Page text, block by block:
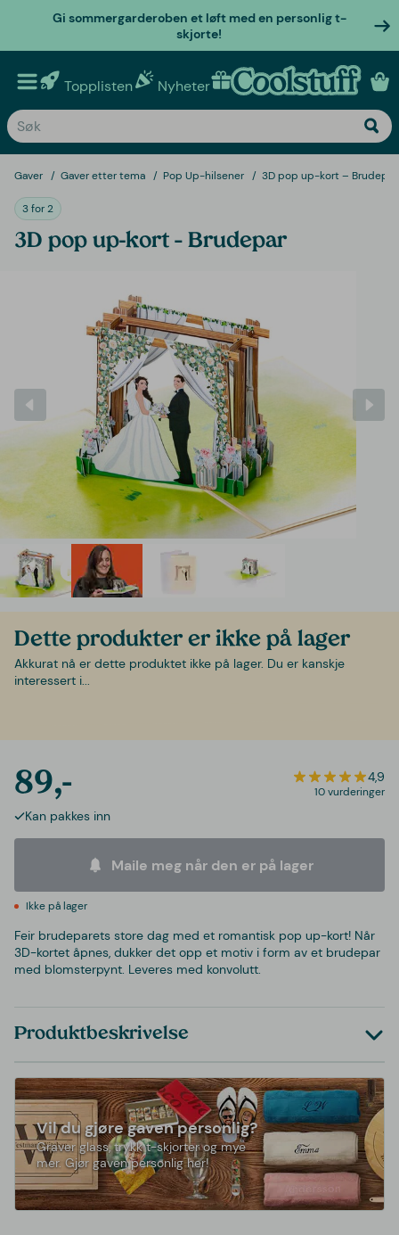
Gi sommergarderoben et løft med en personlig t-
skjorte!
Topplisten Nyheter Personlige gaver
Gaver Gaver etter tema Pop Up-hilsener 3D pop up-kort – Brudepar
3 for 2
3D pop up-kort – Brudepar
Dette produkter er ikke på lager
Akkurat nå er dette produktet ikke på lager. Du er kanskje
interessert i...
89,- 4,9
10 vurderinger
Kan pakkes inn
Maile meg når den er på lager
Ikke på lager
Feir brudeparets store dag med et romantisk pop up-kort! Når
3D-kortet åpnes, dukker det opp et motiv i form av et brudepar
med blomsterpynt. Leveres med konvolutt.
Produktbeskrivelse
Vil du gjøre gaven personlig?
Graver glass, trykk t-skjorter og mye
mer. Gjør gaven personlig her!